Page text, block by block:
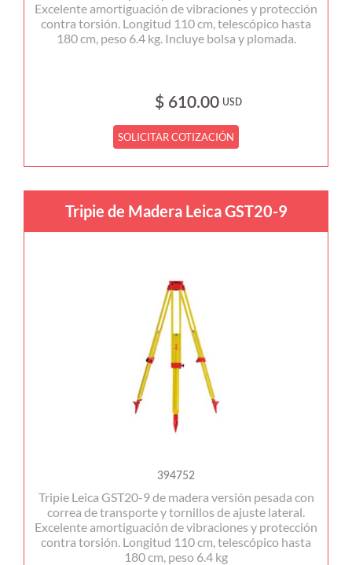
Excelente amortiguación de vibraciones y protección
contra torsión. Longitud 110 cm, telescópico hasta
180 cm, peso 6.4 kg. Incluye bolsa y plomada.
$ 610.00 USD
SOLICITAR COTIZACIÓN
Tripie de Madera Leica GST20-9
394752
Tripie Leica GST20-9 de madera versión pesada con
correa de transporte y tornillos de ajuste lateral.
Excelente amortiguación de vibraciones y protección
contra torsión. Longitud 110 cm, telescópico hasta
180 cm, peso 6.4 kg